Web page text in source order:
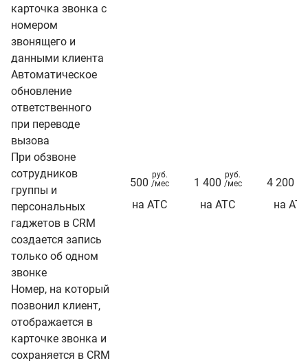
карточка звонка с
номером
звонящего и
данными клиента
Автоматическое
обновление
ответственного
при переводе
вызова
При обзвоне
сотрудников
группы и
персональных
гаджетов в CRM
создается запись
только об одном
звонке
Номер, на который
позвонил клиент,
отображается в
карточке звонка и
сохраняется в CRM
500
руб.
/мес
на АТС
1 400
руб.
/мес
на АТС
4 200
на АТС